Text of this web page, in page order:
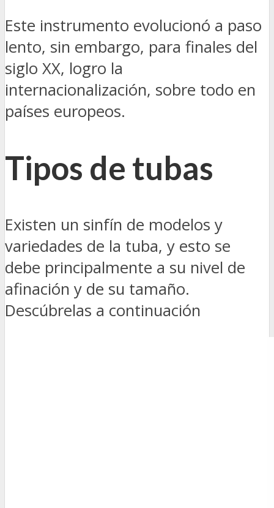
Este instrumento evolucionó a paso
lento, sin embargo, para finales del
siglo XX, logro la
internacionalización, sobre todo en
países europeos.
Tipos de tubas
Existen un sinfín de modelos y
variedades de la tuba, y esto se
debe principalmente a su nivel de
afinación y de su tamaño.
Descúbrelas a continuación